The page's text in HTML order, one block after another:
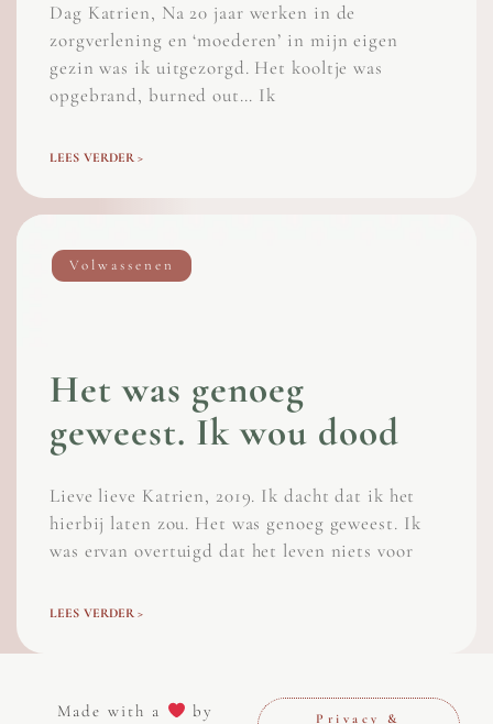
Dag Katrien, Na 20 jaar werken in de
zorgverlening en ‘moederen’ in mijn eigen
gezin was ik uitgezorgd. Het kooltje was
opgebrand, burned out… Ik
LEES VERDER >
Volwassenen
Het was genoeg
geweest. Ik wou dood
Lieve lieve Katrien, 2019. Ik dacht dat ik het
hierbij laten zou. Het was genoeg geweest. Ik
was ervan overtuigd dat het leven niets voor
LEES VERDER >
Made with a by Privacy &